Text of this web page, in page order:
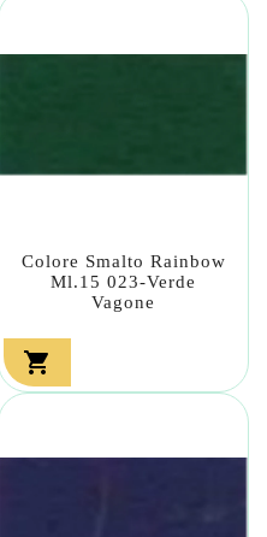
Colore Smalto Rainbow
Ml.15 023-Verde
Vagone
